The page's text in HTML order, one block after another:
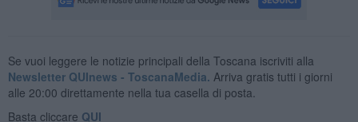
Se vuoi leggere le notizie principali della Toscana iscriviti alla
Newsletter QUInews - ToscanaMedia. Arriva gratis tutti i giorni
alle 20:00 direttamente nella tua casella di posta.
Basta cliccare QUI